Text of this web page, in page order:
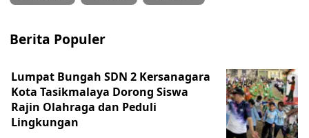
Berita Populer
Lumpat Bungah SDN 2 Kersanagara
Kota Tasikmalaya Dorong Siswa
Rajin Olahraga dan Peduli
Lingkungan